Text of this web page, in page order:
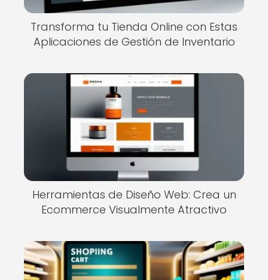
Transforma tu Tienda Online con Estas
Aplicaciones de Gestión de Inventario
Herramientas de Diseño Web: Crea un
Ecommerce Visualmente Atractivo